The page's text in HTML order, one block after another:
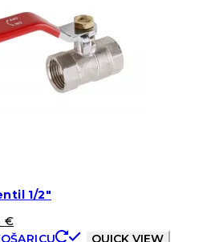
1/2″
€
QUICK VIEW